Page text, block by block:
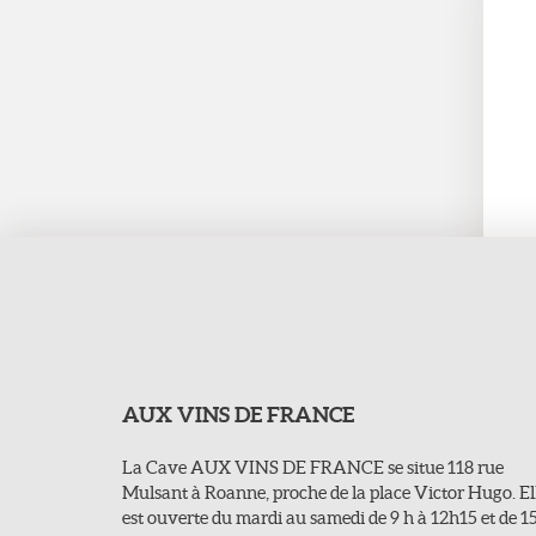
AUX VINS DE FRANCE
La Cave AUX VINS DE FRANCE se situe 118 rue
Mulsant à Roanne, proche de la place Victor Hugo.
est ouverte du mardi au samedi de 9 h à 12h15 et de